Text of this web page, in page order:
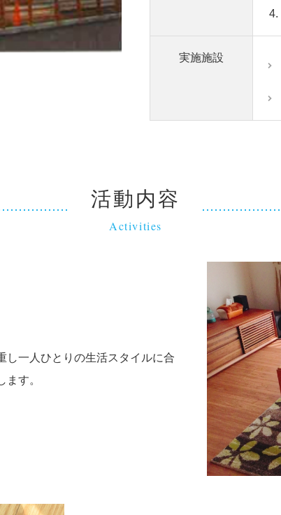
実施施設
活動内容
Activities
し一人ひとりの生活スタイルに合
す。